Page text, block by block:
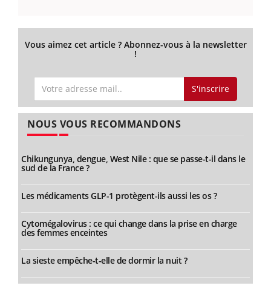
Vous aimez cet article ? Abonnez-vous à la newsletter
!
S'inscrire
NOUS VOUS RECOMMANDONS
Chikungunya, dengue, West Nile : que se passe-t-il dans le
sud de la France ?
Les médicaments GLP-1 protègent-ils aussi les os ?
Cytomégalovirus : ce qui change dans la prise en charge
des femmes enceintes
La sieste empêche-t-elle de dormir la nuit ?